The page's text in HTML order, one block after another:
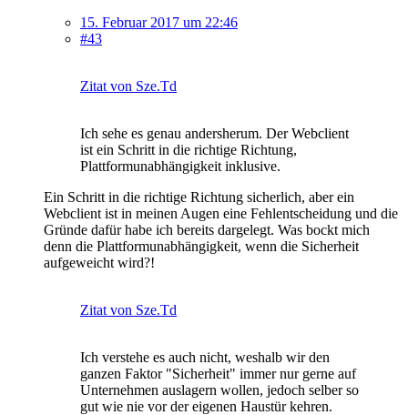
15. Februar 2017 um 22:46
#43
Zitat von Sze.Td
Ich sehe es genau andersherum. Der Webclient
ist ein Schritt in die richtige Richtung,
Plattformunabhängigkeit inklusive.
Ein Schritt in die richtige Richtung sicherlich, aber ein
Webclient ist in meinen Augen eine Fehlentscheidung und die
Gründe dafür habe ich bereits dargelegt. Was bockt mich
denn die Plattformunabhängigkeit, wenn die Sicherheit
aufgeweicht wird?!
Zitat von Sze.Td
Ich verstehe es auch nicht, weshalb wir den
ganzen Faktor "Sicherheit" immer nur gerne auf
Unternehmen auslagern wollen, jedoch selber so
gut wie nie vor der eigenen Haustür kehren.